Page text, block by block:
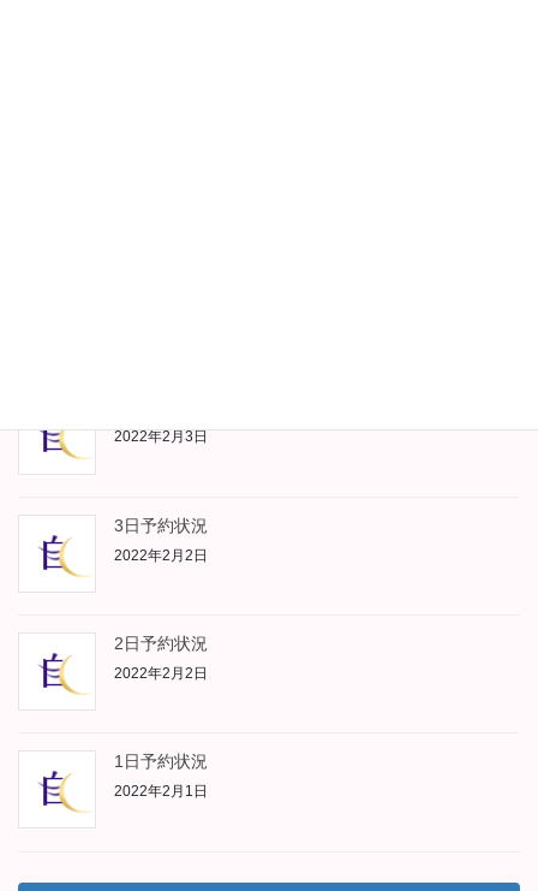
2022年2月3日
3日予約状況
2022年2月2日
2日予約状況
2022年2月2日
1日予約状況
2022年2月1日